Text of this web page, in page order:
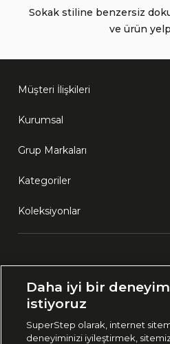
Sokak stiline benzersiz
ve ürün
Müşteri İlişkileri
Kurumsal
Grup Markaları
Kategoriler
Koleksiyonlar
🇹🇷 Türkiye
Daha iyi bir
istiyoruz
SuperStep olarak, internet
deneyiminizi iyileştirmek,